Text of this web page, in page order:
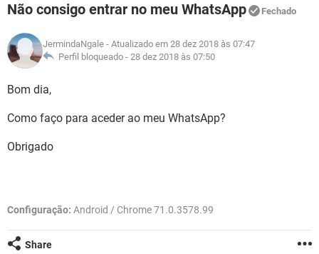
INSTAGRAM GMAIL
GUIA DE COMPRAS
INSTAGRAM GMAIL
GUIA DE COMPRAS
JOGOS WHATSAPP
CELULAR
OUTLOOK EXCEL
INSTAGRAM
JOGOS WHATSAPP
CELULAR
OUTLOOK
INSTAGRAM GMAIL
GUIA DE COMPRAS
GLOSSÁRIO
JOGOS
INSTAGRAM
Não consigo entrar no meu WhatsApp Fechado
JermindaNgale - Atualizado em 28 dez 2018 às 07:47
Perfil bloqueado - 28 dez 2018 às 07:50
Bom dia,
Como faço para aceder ao meu WhatsApp?
Obrigado
Configuração: Android / Chrome 71.0.3578.99
Share